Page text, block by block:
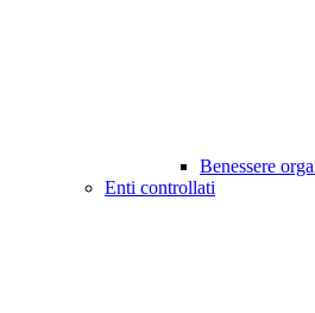
Benessere
Enti controllati